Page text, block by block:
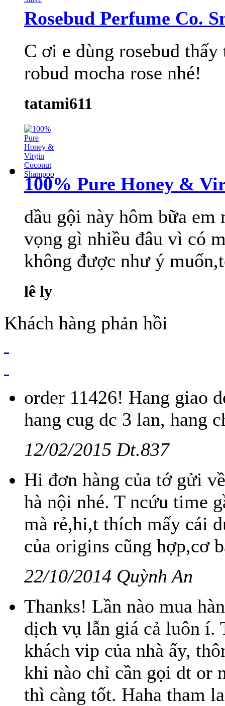
Rosebud Perfume Co.
C ơi e dùng rosebud
robud mocha rose nhé!
tatami611
100% Pure Honey &
dầu gội này hôm bữa
vọng gì nhiều đâu vì có
không được như ý
lê ly
Khách hàng phản hồi
order 11426! Hang giao
hang cug dc 3 lan, hang
12/02/2015 Dt.837
Hi đơn hàng của tớ gửi
hà nội nhé. T ncứu time
mà rẻ,hi,t thích mấy cái
của origins cũng hợp,cơ
22/10/2014 Quỳnh An
Thanks! Lần nào mua
dịch vụ lẫn giá cả luôn í.
khách vip của nhà ấy,
khi nào chỉ cần gọi dt or
thì càng tốt. Haha tham